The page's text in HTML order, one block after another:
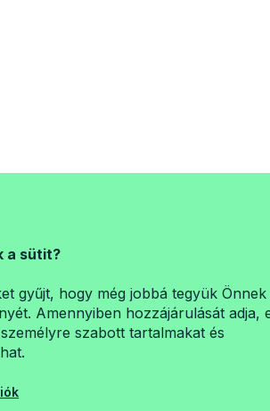
a sütit?
gyűjt, hogy még jobbá tegyük Önnek
Amennyiben hozzájárulását adja,
szabott tartalmakat és